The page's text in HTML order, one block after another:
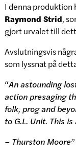
I denna produktion
Raymond Strid,
gjort urvalet till
Avslutningsvis
som lyssnat på
“An astounding
action presaging
folk, prog and
to G.L. Unit. This
– Thurston Moore”